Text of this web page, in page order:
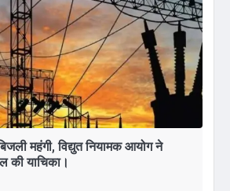
महंगी, विद्युत नियामक आयोग ने
की याचिका।